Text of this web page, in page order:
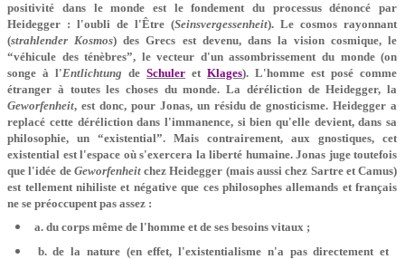
positivité dans le monde est le fondement du processus dénoncé par
Heidegger : l'oubli de l'Être (Seinsvergessenheit). Le cosmos rayonnant
(strahlender Kosmos) des Grecs est devenu, dans la vision cosmique, le
“véhicule des ténèbres”, le vecteur d'un assombrissement du monde (on
songe à l'Entlichtung deSchuler etKlages). L'homme est posé comme
étranger à toutes les choses du monde. La déréliction de Heidegger, la
Geworfenheit, est donc, pour Jonas, un résidu de gnosticisme. Heidegger a
replacé cette déréliction dans l'immanence, si bien qu'elle devient, dans sa
philosophie, un “existential”. Mais contrairement, aux gnostiques, cet
existential est l'espace où s'exercera la liberté humaine. Jonas juge toutefois
que l'idée de Geworfenheitchez Heidegger (mais aussi chez Sartre et Camus)
est tellement nihiliste et négative que ces philosophes allemands et français
ne se préoccupent pas assez :
a. du corps même de l'homme et de ses besoins vitaux ;
b. de la nature (en effet, l'existentialisme n'a pas directement et